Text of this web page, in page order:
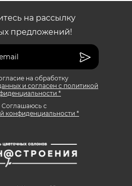
на рассылку
предложений!
на обработку
и согласен с политикой
*
Соглашаюсь с
конфиденциальности *